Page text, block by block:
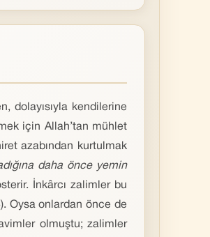
dolayısıyla kendilerine
için Allah’tan mühlet
azabından kurtulmak
daha önce yemin
İnkârcı zalimler bu
Oysa onlardan önce de
olmuştu; zalimler